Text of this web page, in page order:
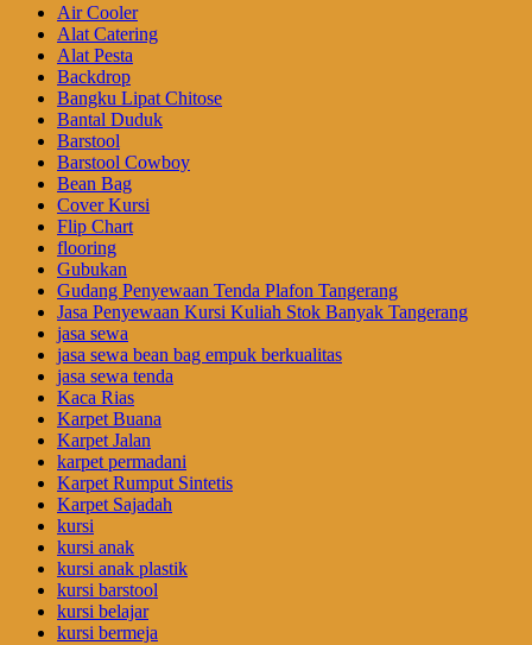
Air Cooler
Alat Catering
Alat Pesta
Backdrop
Bangku Lipat Chitose
Bantal Duduk
Barstool
Barstool Cowboy
Bean Bag
Cover Kursi
Flip Chart
flooring
Gubukan
Gudang Penyewaan Tenda Plafon Tangerang
Jasa Penyewaan Kursi Kuliah Stok Banyak Tangerang
jasa sewa
jasa sewa bean bag empuk berkualitas
jasa sewa tenda
Kaca Rias
Karpet Buana
Karpet Jalan
karpet permadani
Karpet Rumput Sintetis
Karpet Sajadah
kursi
kursi anak
kursi anak plastik
kursi barstool
kursi belajar
kursi bermeja